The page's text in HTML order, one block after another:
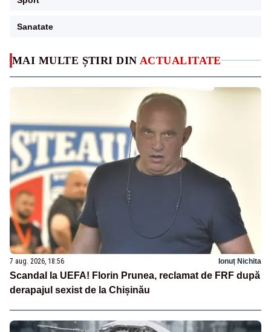
MAI MULTE ȘTIRI DIN ACTUALITATE
7 aug. 2026, 18:56 Ionuț Nichita
Scandal la UEFA! Florin Prunea, reclamat de FRF după
derapajul sexist de la Chișinău
Sanatate